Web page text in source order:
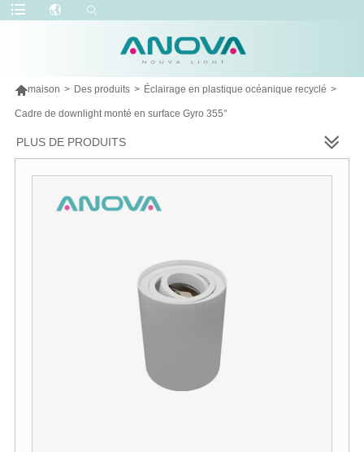
maison > Des produits > Éclairage en plastique océanique recyclé >
Cadre de downlight monté en surface Gyro 355°
PLUS DE PRODUITS